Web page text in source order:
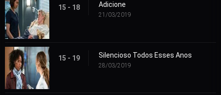
15 - 18 Adicione
21/03/2019
15 - 19 Silencioso Todos Esses Anos
28/03/2019